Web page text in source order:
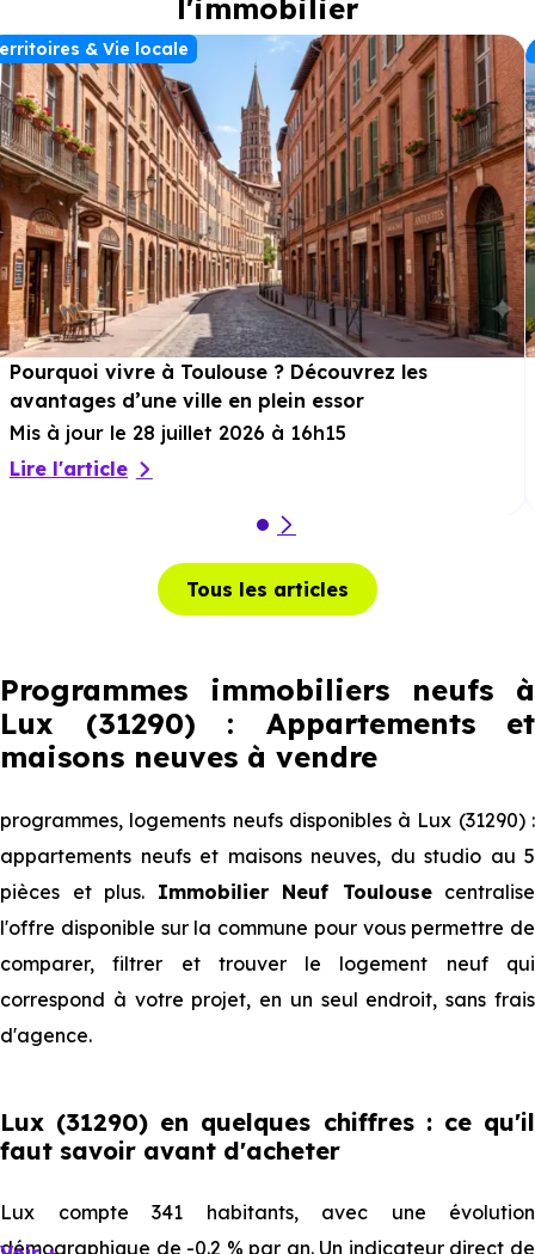
l'immobilier
& Vie locale
Pourquoi vivre à Toulouse ? Découvrez les
avantages d’une ville en plein essor
Mis à jour le 28 juillet 2026 à 16h15
Lire l'article
Tous les articles
Programmes immobiliers neufs à
Lux (31290) : Appartements et
maisons neuves à vendre
programmes, logements neufs disponibles à Lux (31290) :
appartements neufs et maisons neuves, du studio au 5
pièces et plus. Immobilier Neuf Toulousecentralise
l'offre disponible sur la commune pour vous permettre de
comparer, filtrer et trouver le logement neuf qui
correspond à votre projet, en un seul endroit, sans frais
d'agence.
Lux (31290) en quelques chiffres : ce qu'il
faut savoir avant d'acheter
Lux compte 341 habitants, avec une évolution
démographique de -0.2 % par an. Un indicateur direct de